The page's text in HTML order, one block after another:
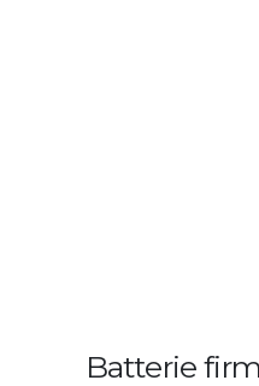
Batterie